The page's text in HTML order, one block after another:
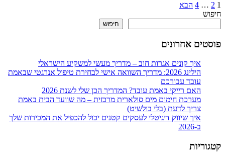
קרדית
למה
זה
מסוכן,
מזהים
נוכחות
שלהן
ואיך
מנקים
את
המזרן
באמת
Posts
pagination
1
2
…
4 הבא
חיפוש
חיפוש
פוסטים אחרונים
איך קונים אגרות חוב – מדריך מעשי למשקיע הישראלי
הילינג 2026: מדריך השוואה אישי לבחירת טיפול אנרגטי שבאמת
עובד עבורכם
האם רייקי באמת עובד? המדריך הכן שלי לשנת 2026
מערכת חימום מים סולארית מרכזית – מה שוועד הבית באמת
צריך לדעת (בלי בולשיט)
איך שיווק דיגיטלי לעסקים קטנים יכול להכפיל את המכירות שלך
ב-2026
קטגוריות